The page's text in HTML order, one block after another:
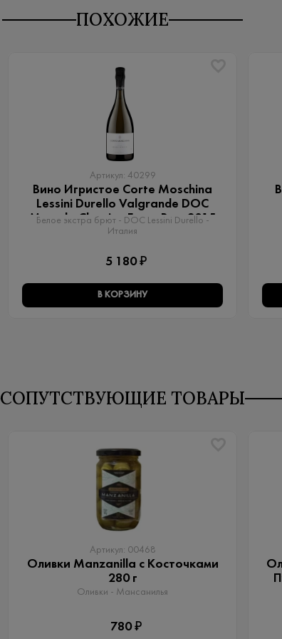
ПОХОЖИЕ
Артикул: 40299
Вино Игристое Corte Moschina
Lessini Durello Valgrande DOC
Metodo Classico Extra Brut 2015
Белое экстра брют - DOC Lessini Durello -
Италия
5 180 ₽
В КОРЗИНУ
СОПУТСТВУЮЩИЕ ТОВАРЫ
Артикул: 00468
Оливки Manzanilla с Косточками
280 г
Оливки - Мансанилья
780 ₽